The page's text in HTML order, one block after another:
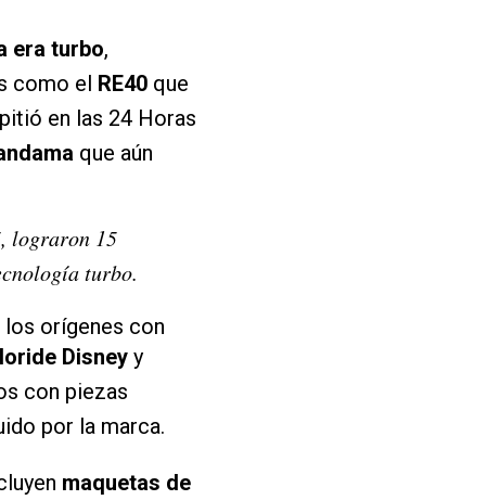
era turbo,
como el RE40 que
en las 24 Horas
que aún
lograron 15
turbo.
los orígenes con
Disney y
con piezas
por la marca.
maquetas de